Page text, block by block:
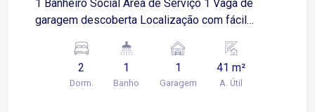
1 Banheiro Social Área de Serviço 1 Vaga de
garagem descoberta Localização com fácil
urbana, próximo a comércios, serviços e
transporte público 2 minutos da Avenida Dr.
Américo Figueiredo 4 minutos da Rodovia
2
Dorm.
1
Banho
1
Garagem
41 m²
A. Útil